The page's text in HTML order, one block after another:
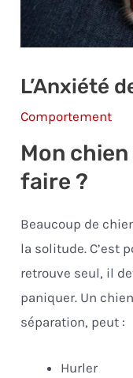
L’Anxiété
Comportement
Mon
faire ?
Beaucoup de
la solitude. C’est
retrouve seul, il
paniquer. Un
séparation, peut :
Hurler